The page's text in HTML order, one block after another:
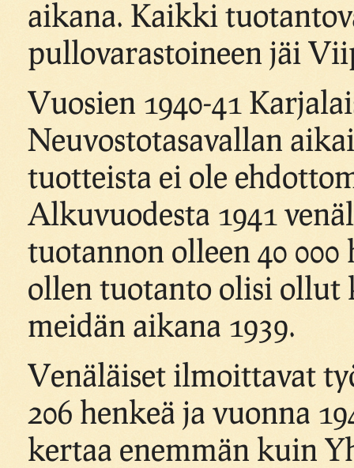
aikana. Kaikki
pullovarastoineen jäi
Vuosien 1940-41
Neuvostotasavallan
tuotteista ei ole
Alkuvuodesta 1941
tuotannon olleen 40
ollen tuotanto olisi ollut
meidän aikana 1939.
Venäläiset ilmoittavat
206 henkeä ja vuonna
kertaa enemmän kuin